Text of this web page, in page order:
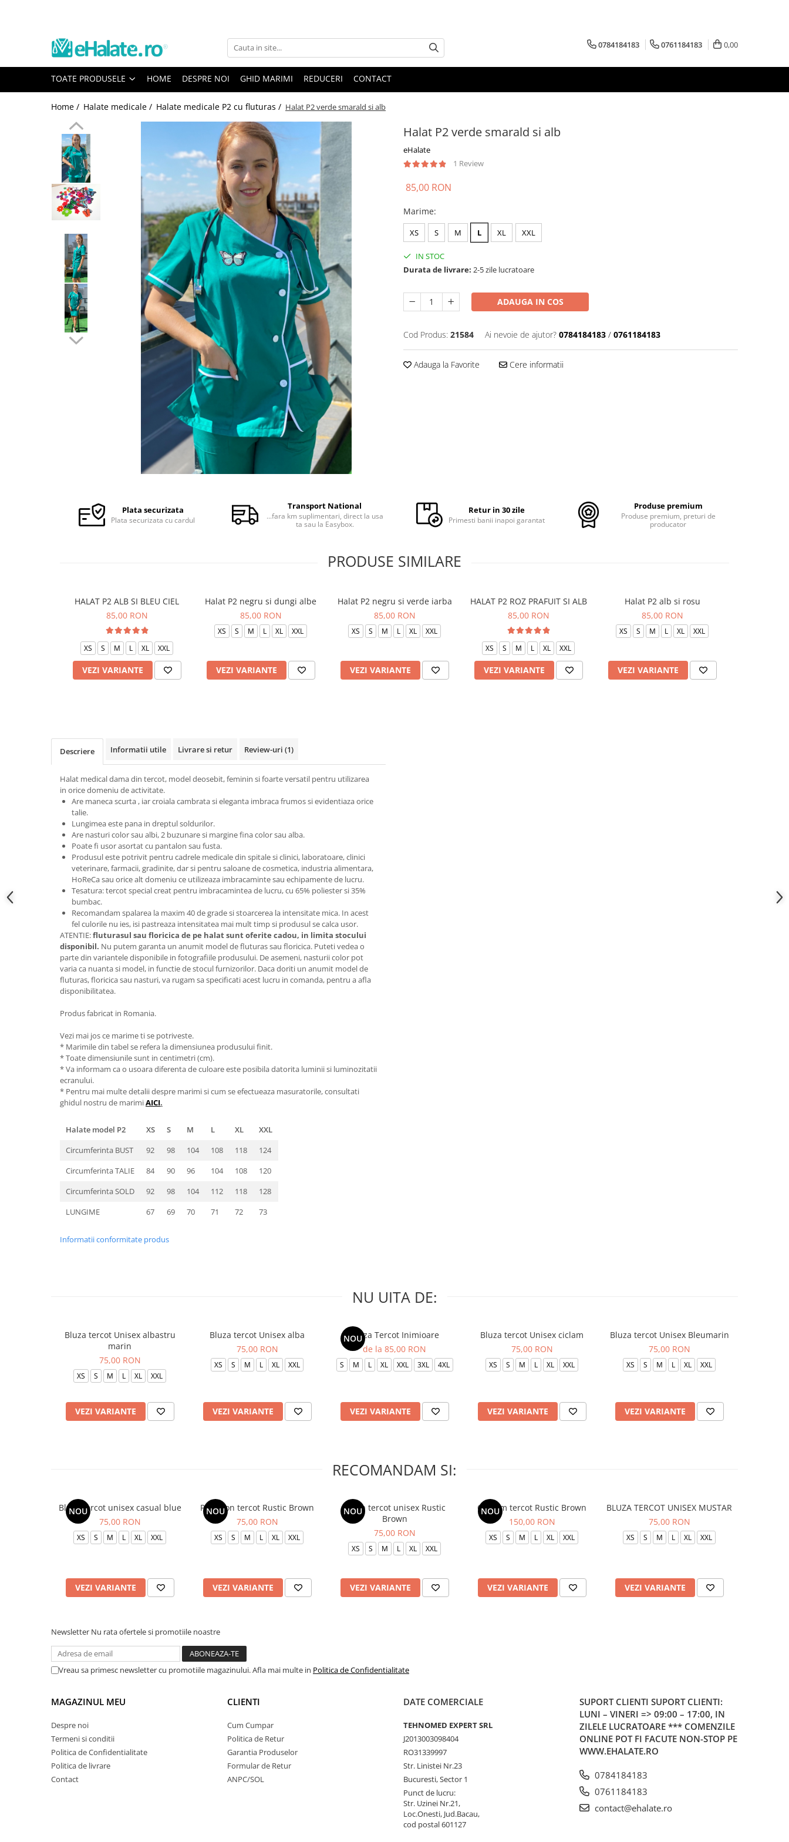
Toate Produsele
Bluze Unisex
Bluze Medicale
Bluze unisex cu imprimeuri
Bluze medicale uni
Halate medicale
Halate Bianca
Halate medicale femei
Halate medicale barbati
Halate medicale P2 cu fluturas
Halate medicale cu nasturi
Halate medicale cu fermoar
Halate medicale polar - unisex
0784184183 0761184183 0,00
TOATE PRODUSELE HOME DESPRE NOI GHID MARIMI REDUCERI CONTACT
Home / Halate medicale / Halate medicale P2 cu fluturas / Halat P2 verde smarald si alb
Halat P2 verde smarald si alb
eHalate
1 Review
Facebook
85,00 RON
Marime:
XS S M L XL XXL
IN STOC
Durata de livrare: 2-5 zile lucratoare
ADAUGA IN COS
Cod Produs: 21584 Ai nevoie de ajutor? 0784184183 / 0761184183
Adauga la Favorite Cere informatii
Plata securizata
Plata securizata cu cardul
Transport National
...fara km suplimentari, direct la usa
ta sau la Easybox.
Retur in 30 zile
Primesti banii inapoi garantat
Produse premium
Produse premium, preturi de
producator
PRODUSE SIMILARE
HALAT P2 ALB SI BLEU CIEL
85,00 RON
XS S M L XL XXL
VEZI VARIANTE
Halat P2 negru si dungi albe
85,00 RON
XS S M L XL XXL
VEZI VARIANTE
Halat P2 negru si verde iarba
85,00 RON
XS S M L XL XXL
VEZI VARIANTE
HALAT P2 ROZ PRAFUIT SI ALB
85,00 RON
XS S M L XL XXL
VEZI VARIANTE
Halat P2 alb si rosu
85,00 RON
XS S M L XL XXL
VEZI VARIANTE
Descriere Informatii utile Livrare si retur Review-uri (1)
Halat medical dama din tercot, model deosebit, feminin si foarte versatil pentru utilizarea
in orice domeniu de activitate.
Are maneca scurta , iar croiala cambrata si eleganta imbraca frumos si evidentiaza orice
talie.
Lungimea este pana in dreptul soldurilor.
Are nasturi color sau albi, 2 buzunare si margine fina color sau alba.
Poate fi usor asortat cu pantalon sau fusta.
Produsul este potrivit pentru cadrele medicale din spitale si clinici, laboratoare, clinici
veterinare, farmacii, gradinite, dar si pentru saloane de cosmetica, industria alimentara,
HoReCa sau orice alt domeniu ce utilizeaza imbracaminte sau echipamente de lucru.
Tesatura: tercot special creat pentru imbracamintea de lucru, cu 65% poliester si 35%
bumbac.
Recomandam spalarea la maxim 40 de grade si stoarcerea la intensitate mica. In acest
fel culorile nu ies, isi pastreaza intensitatea mai mult timp si produsul se calca usor.
ATENTIE:fluturasul sau floricica de pe halat sunt oferite cadou, in limita stocului
disponibil. Nu putem garanta un anumit model de fluturas sau floricica. Puteti vedea o
parte din variantele disponibile in fotografiile produsului. De asemeni, nasturii color pot
varia ca nuanta si model, in functie de stocul furnizorilor. Daca doriti un anumit model de
fluturas, floricica sau nasturi, va rugam sa specificati acest lucru in comanda, pentru a afla
disponibilitatea.
Produs fabricat in Romania.
Vezi mai jos ce marime ti se potriveste.
* Marimile din tabel se refera la dimensiunea produsului finit.
* Toate dimensiunile sunt in centimetri (cm).
* Va informam ca o usoara diferenta de culoare este posibila datorita luminii si luminozitatii
ecranului.
* Pentru mai multe detalii despre marimi si cum se efectueaza masuratorile, consultati
ghidul nostru de marimiAICI.
Halate model P2 XS S M L XL
XXL
Circumferinta BUST
92 98 104 108 118
124
Circumferinta TALIE
84 90 96 104 108
120
Circumferinta SOLD
92 98 104 112 118
128
LUNGIME
67 69 70 71 72 73
Informatii conformitate produs
NU UITA DE:
Bluza tercot Unisex albastru
marin
75,00 RON
XS S M L XL XXL
VEZI VARIANTE
Bluza tercot Unisex alba
75,00 RON
XS S M L XL XXL
VEZI VARIANTE
NOU
Bluza Tercot Inimioare
de la 85,00 RON
S M L XL XXL 3XL 4XL
VEZI VARIANTE
Bluza tercot Unisex ciclam
75,00 RON
XS S M L XL XXL
VEZI VARIANTE
Bluza tercot Unisex Bleumarin
75,00 RON
XS S M L XL XXL
VEZI VARIANTE
RECOMANDAM SI:
NOU
Bluza tercot unisex casual blue
75,00 RON
XS S M L XL XXL
VEZI VARIANTE
NOU
Pantalon tercot Rustic Brown
75,00 RON
XS S M L XL XXL
VEZI VARIANTE
NOU
Bluza tercot unisex Rustic
Brown
75,00 RON
XS S M L XL XXL
VEZI VARIANTE
NOU
Costum tercot Rustic Brown
150,00 RON
XS S M L XL XXL
VEZI VARIANTE
BLUZA TERCOT UNISEX MUSTAR
75,00 RON
XS S M L XL XXL
VEZI VARIANTE
Newsletter Nu rata ofertele si promotiile noastre
Vreau sa primesc newsletter cu promotiile magazinului. Afla mai multe in Politica de Confidentialitate
MAGAZINUL MEU
Despre noi
Termeni si conditii
Politica de Confidentialitate
Politica de livrare
Contact
CLIENTI
Cum Cumpar
Politica de Retur
Garantia Produselor
Formular de Retur
ANPC/SOL
DATE COMERCIALE
TEHNOMED EXPERT SRL
J2013003098404
RO31339997
Str. Linistei Nr.23
Bucuresti, Sector 1
Punct de lucru:
Str. Uzinei Nr.21,
Loc.Onesti, Jud.Bacau,
cod postal 601127
SUPORT CLIENTI SUPORT CLIENTI:
LUNI – VINERI => 09:00 – 17:00, IN
ZILELE LUCRATOARE *** COMENZILE
ONLINE POT FI FACUTE NON-STOP PE
WWW.EHALATE.RO
0784184183
0761184183
contact@ehalate.ro